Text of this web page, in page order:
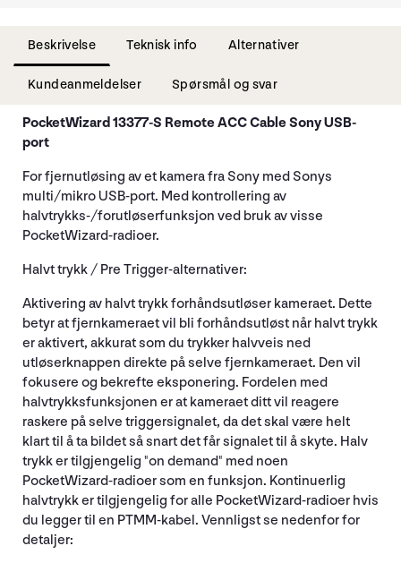
Beskrivelse Teknisk info Alternativer
Kundeanmeldelser Spørsmål og svar
PocketWizard 13377-S Remote ACC Cable Sony USB-
port
For fjernutløsing av et kamera fra Sony med Sonys
multi/mikro USB-port. Med kontrollering av
halvtrykks-/forutløserfunksjon ved bruk av visse
PocketWizard-radioer.
Halvt trykk / Pre Trigger-alternativer:
Aktivering av halvt trykk forhåndsutløser kameraet. Dette
betyr at fjernkameraet vil bli forhåndsutløst når halvt trykk
er aktivert, akkurat som du trykker halvveis ned
utløserknappen direkte på selve fjernkameraet. Den vil
fokusere og bekrefte eksponering. Fordelen med
halvtrykksfunksjonen er at kameraet ditt vil reagere
raskere på selve triggersignalet, da det skal være helt
klart til å ta bildet så snart det får signalet til å skyte. Halv
trykk er tilgjengelig "on demand" med noen
PocketWizard-radioer som en funksjon. Kontinuerlig
halvtrykk er tilgjengelig for alle PocketWizard-radioer hvis
du legger til en PTMM-kabel. Vennligst se nedenfor for
detaljer: